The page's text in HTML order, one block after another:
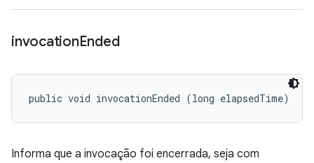
invocationEnded
public void invocationEnded (long elapsedTime)
Informa que a invocação foi encerrada, seja com